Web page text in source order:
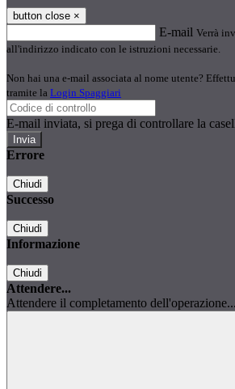
button close ×
E-mail Verrà
all'indirizzo indicato con le istruzioni necessarie.
Non hai una e-mail associata al nome utente?
tramite la Login Spaggiari
E-mail inviata, si prega di controllare la
Errore
Chiudi
Successo
Chiudi
Informazione
Chiudi
Attendere...
Attendere il completamento dell'operazione...